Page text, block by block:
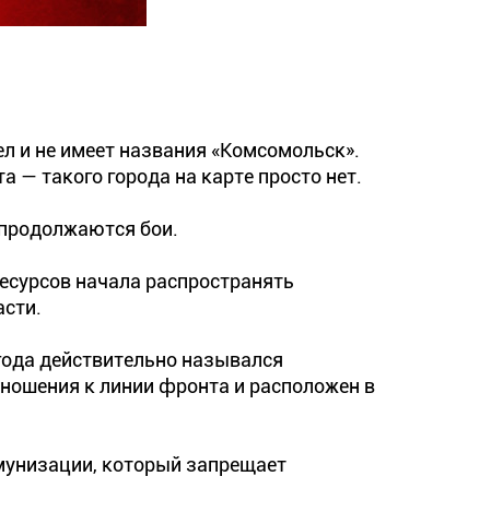
и не имеет названия «Комсомольск».
— такого города на карте просто нет.
бои.
начала распространять
действительно назывался
к линии фронта и расположен в
который запрещает